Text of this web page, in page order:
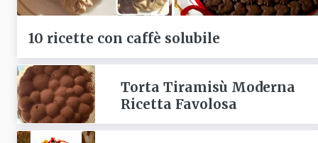
10 ricette con caffè solubile
Torta Tiramisù Moderna
Ricetta Favolosa